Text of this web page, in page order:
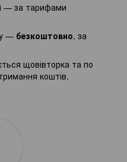
— за тарифами
— безкоштовно, за
щовівторка та по
коштів.